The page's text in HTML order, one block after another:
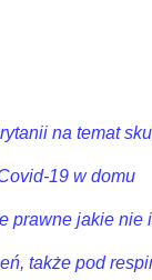
na temat
19 w domu
prawne jakie nie
także pod